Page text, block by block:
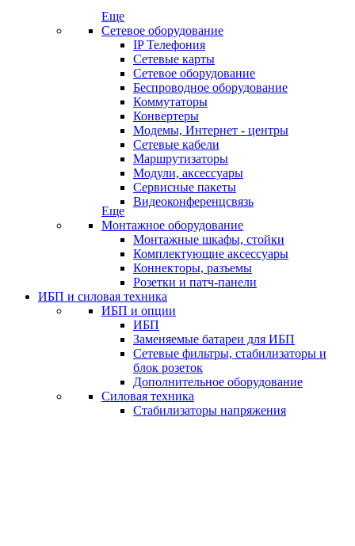
Еще
Сетевое оборудование
IP Телефония
Сетевые карты
Сетевое оборудование
Беспроводное оборудование
Коммутаторы
Конвертеры
Модемы, Интернет - центры
Сетевые кабели
Маршрутизаторы
Модули, аксессуары
Сервисные пакеты
Видеоконференцсвязь
Еще
Монтажное оборудование
Монтажные шкафы, стойки
Комплектующие аксессуары
Коннекторы, разъемы
Розетки и патч-панели
ИБП и силовая техника
ИБП и опции
ИБП
Заменяемые батареи для ИБП
Сетевые фильтры, стабилизаторы и
блок розеток
Дополнительное оборудование
Силовая техника
Стабилизаторы напряжения